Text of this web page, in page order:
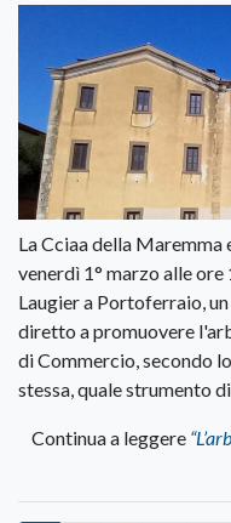
La Cciaa della
venerdì 1° marzo alle
Laugier a Portoferraio,
diretto a promuovere
di Commercio, secondo
stessa, quale strumento
Continua a leggere